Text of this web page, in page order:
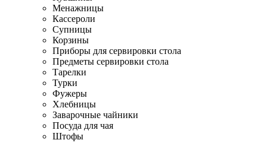
Менажницы
Кассероли
Супницы
Корзины
Приборы для сервировки стола
Предметы сервировки стола
Тарелки
Турки
Фужеры
Хлебницы
Заварочные чайники
Посуда для чая
Штофы